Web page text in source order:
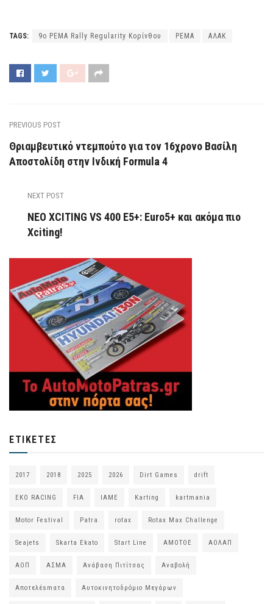
TAGS: 9o PEMA Rally Regularity Kορίνθου PEMA ΑΛΑΚ
PREVIOUS POST
Θριαμβευτικό ντεμπούτο για τον 16χρονο Βασίλη
Αποστολίδη στην Ινδική Formula 4
NEXT POST
ΝΕΟ XCITING VS 400 Ε5+: Εuro5+ και ακόμα πιο
Xciting!
ΕΤΙΚΈΤΕΣ
2017 2018 2025 2026 Dirt Games drift
EKO RACING FIA IAME Karting kartmania
Motor Festival Patra rotax Rotax Max Challenge
Seajets Skarta Ekato Start Line ΑΜΟΤΟΕ ΑΟΛΑΠ
ΑΟΠ ΑΣΜΑ Ανάβαση Πιτίτσας Αναβολή
Αποτελέsmατα Αυτοκινητοδρόμιο Μεγάρων